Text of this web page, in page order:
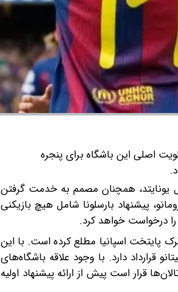
اصلی این باشگاه برای پنجره
گوردون از نیوکاسل یونایتد، همچنان مصمم به خدمت گرفتن
پیشنهاد بارسلونا شامل هیچ بازیکنی
ترک پایتخت اسپانیا مطلع کرده است. با این
چرا که آلوارز تا سال ۲۰۳۰ با ورزشگاه متروپولیتانو قرارداد دارد. با وجود علاقه باشگاه‌های
قرار است پیش از ارائه پیشنهاد اولیه